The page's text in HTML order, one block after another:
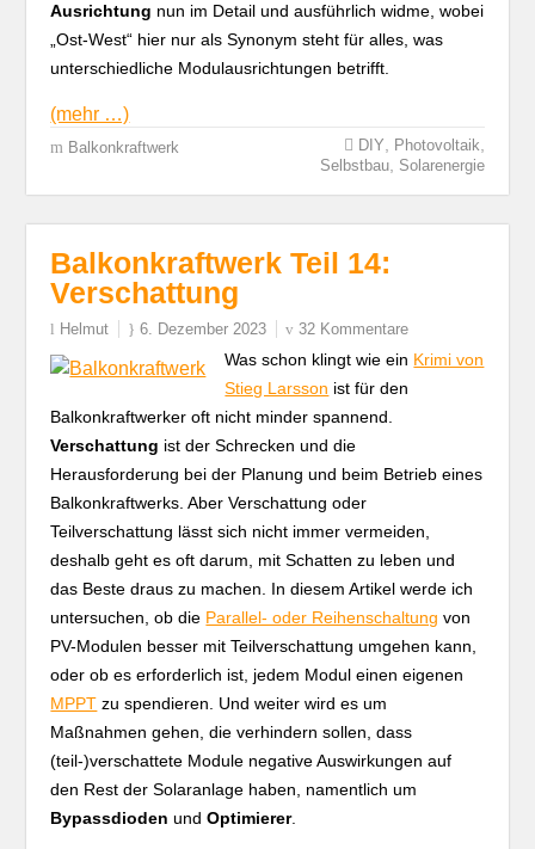
Ausrichtung nun im Detail und ausführlich widme, wobei
„Ost-West“ hier nur als Synonym steht für alles, was
unterschiedliche Modulausrichtungen betrifft.
(mehr …)
Balkonkraftwerk DIY Photovoltaik
Selbstbau, Solarenergie
Balkonkraftwerk Teil 14:
Verschattung
Helmut 6. Dezember 2023 32 Kommentare
Was schon klingt wie ein Krimi von
Stieg Larsson ist für den
Balkonkraftwerker oft nicht minder spannend.
Verschattung ist der Schrecken und die
Herausforderung bei der Planung und beim Betrieb eines
Balkonkraftwerks. Aber Verschattung oder
Teilverschattung lässt sich nicht immer vermeiden,
deshalb geht es oft darum, mit Schatten zu leben und
das Beste draus zu machen. In diesem Artikel werde ich
untersuchen, ob die Parallel- oder Reihenschaltung von
PV-Modulen besser mit Teilverschattung umgehen kann,
oder ob es erforderlich ist, jedem Modul einen eigenen
MPPT zu spendieren. Und weiter wird es um
Maßnahmen gehen, die verhindern sollen, dass
(teil-)verschattete Module negative Auswirkungen auf
den Rest der Solaranlage haben, namentlich um
Bypassdioden undOptimierer.